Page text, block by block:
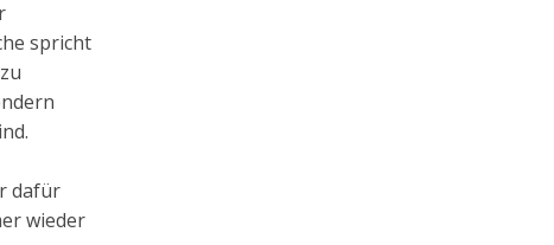
spricht
dafür
wieder